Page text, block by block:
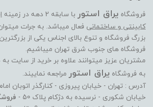
فروشگاه یراق استور با سابقه 2 دهه در زمینه
کابینتی و ساختمانی فعال میباشد. به جرات
بزرگ فروشگاه و تنوع بالای اجناس یکی از
فروشگاه های جنوب شرق تهران میباشیم.
مشتریان عزیز میتوانند علاوه بر خرید از سایت
به فروشگاه یراق استور مراجعه نماییند.
آدرس : تهران - خیابان پیروزی - کنارگذر اتوبان
خیابان شکوری - نرسیده به دژکام پلاک 50 -